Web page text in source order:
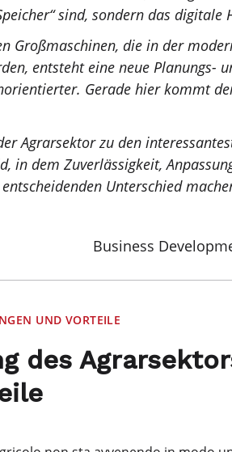
sind, sondern das digitale
Großmaschinen, die in der
entsteht eine neue Planungs-
Gerade hier kommt
Agrarsektor zu den
in dem Zuverlässigkeit,
Unterschied
Business
UND VORTEILE
des